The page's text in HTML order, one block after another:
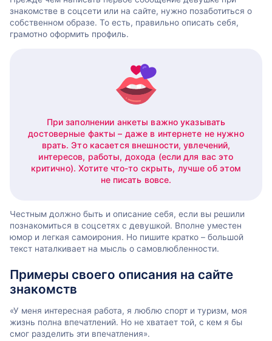
знакомстве в соцсети или на сайте, нужно позаботиться о
собственном образе. То есть, правильно описать себя,
грамотно оформить профиль.
При заполнении анкеты важно указывать
достоверные факты – даже в интернете не нужно
врать. Это касается внешности, увлечений,
интересов, работы, дохода (если для вас это
критично). Хотите что-то скрыть, лучше об этом
не писать вовсе.
Честным должно быть и описание себя, если вы решили
познакомиться в соцсетях с девушкой. Вполне уместен
юмор и легкая самоирония. Но пишите кратко – большой
текст наталкивает на мысль о самовлюбленности.
Примеры своего описания на сайте
знакомств
«У меня интересная работа, я люблю спорт и туризм, моя
жизнь полна впечатлений. Но не хватает той, с кем я бы
смог разделить эти впечатления».